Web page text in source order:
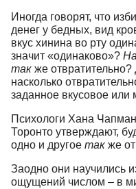
Иногда говорят, что
денег у бедных, вид
вкус хинина во рту
значит «одинаково»?
так же
насколько
заданное вкусовое
Психологи Хана
Торонто утверждают,
одно и другое так же
Заодно они научились
ощущений числом – в